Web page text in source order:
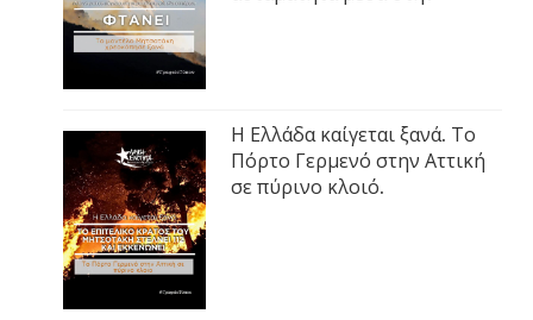
Η Ελλάδα καίγεται ξανά. Το
Πόρτο Γερμενό στην Αττική
σε πύρινο κλοιό.